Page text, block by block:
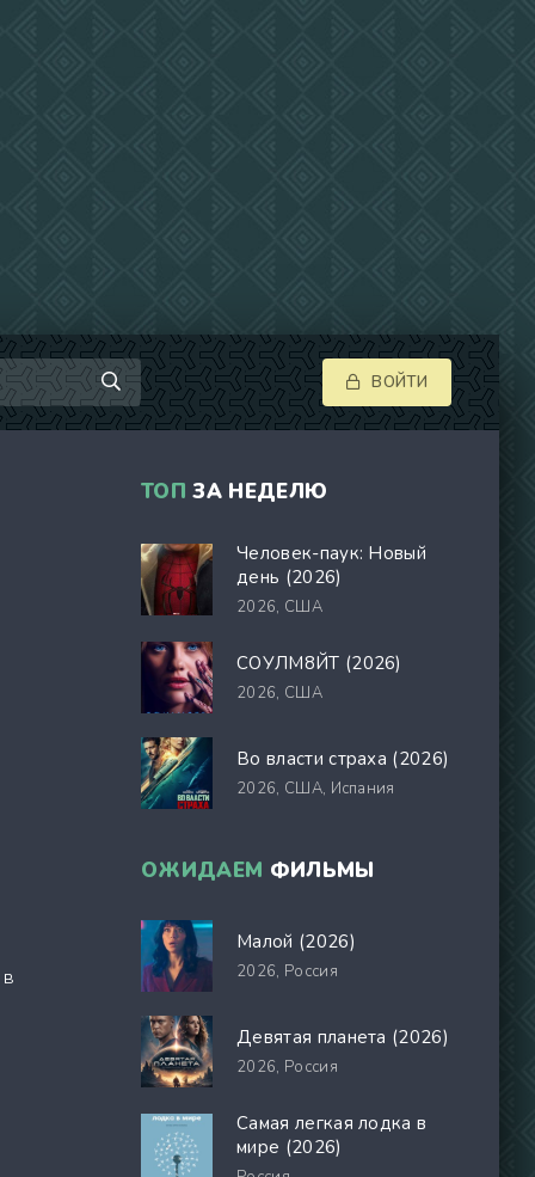
ВОЙТИ
ТОП ЗА НЕДЕЛЮ
Человек-паук: Новый
день (2026)
2026, США
СОУЛМ8ЙТ (2026)
2026, США
Во власти страха (2026)
2026, США, Испания
ОЖИДАЕМ ФИЛЬМЫ
Малой (2026)
2026, Россия
Девятая планета (2026)
2026, Россия
Самая легкая лодка в
мире (2026)